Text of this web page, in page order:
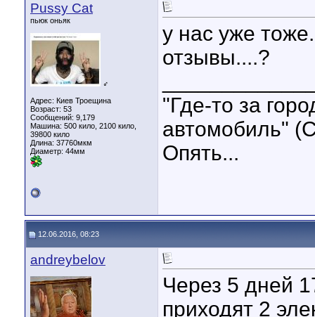
Pussy Cat
пьюк оньяк
♂
Адрес: Киев Троещина
Возраст: 53
Сообщений: 9,179
Машина: 500 кило, 2100 кило,
39800 кило
Длина: 37760мкм
Диаметр: 44мм
у нас уже
отзывы....?
"Где-то за
автомобиль"
Опять...
12.06.2016, 08:23
andreybelov
Через 5 дней
приходят 2